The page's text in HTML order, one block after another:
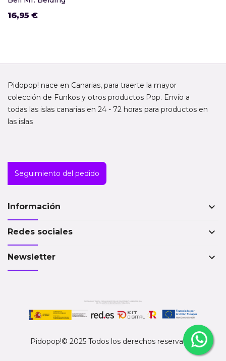
16,95 €
Pidopop! nace en Canarias, para traerte la mayor
colección de Funkos y otros productos Pop. Envío a
todas las islas canarias en 24 - 72 horas para productos en
las islas
Seguimiento del pedido
Información keyboard_arrow_down
Redes sociales keyboard_arrow_down
Newsletter keyboard_arrow_down
Pidopop!© 2025 Todos los derechos reservados